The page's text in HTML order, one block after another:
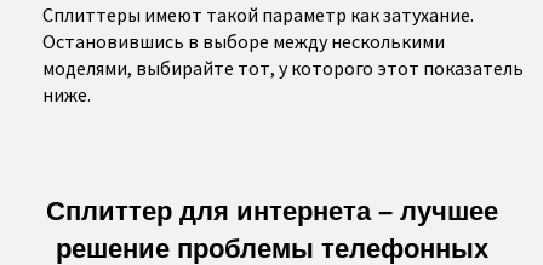
Сплиттеры имеют такой параметр как затухание.
Остановившись в выборе между несколькими
моделями, выбирайте тот, у которого этот показатель
ниже.
Сплиттер для интернета – лучшее
решение проблемы телефонных